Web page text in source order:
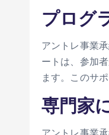
プログ
アントレ事業
ートは、参加
ます。このサ
専門家
アントレ事業